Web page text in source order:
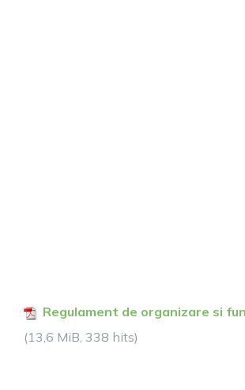
Regulament de organizare si
(13,6 MiB, 338 hits)